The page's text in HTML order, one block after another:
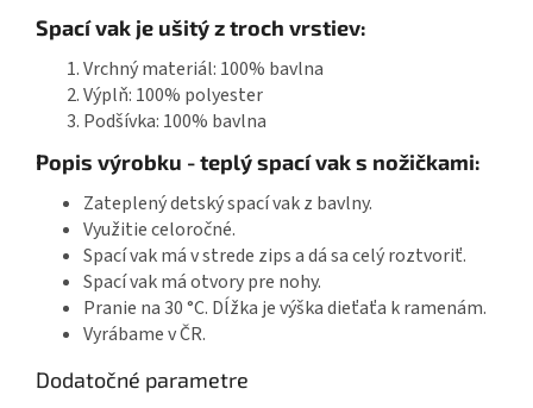
Spací vak je ušitý z troch vrstiev:
Vrchný materiál: 100% bavlna
Výplň: 100% polyester
Podšívka: 100% bavlna
Popis výrobku - teplý spací vak s nožičkami:
Zateplený detský spací vak z bavlny.
Využitie celoročné.
Spací vak má v strede zips a dá sa celý roztvoriť.
Spací vak má otvory pre nohy.
Pranie na 30 °C. Dĺžka je výška dieťaťa k ramenám.
Vyrábame v ČR.
Dodatočné parametre